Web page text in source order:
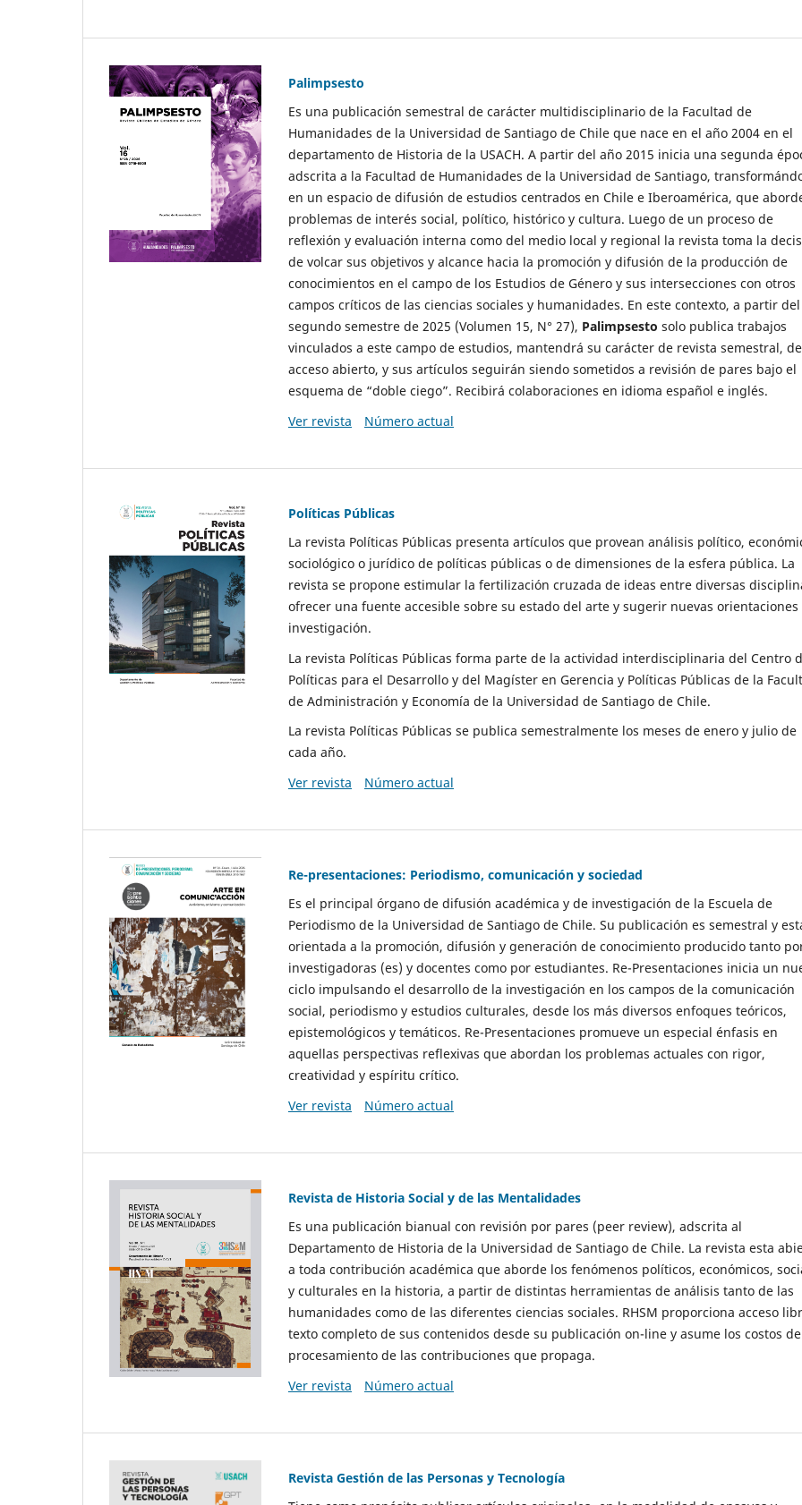
Palimpsesto
Es una publicación semestral de carácter multidisciplinario de la Facultad de
Humanidades de la Universidad de Santiago de Chile que nace en el año 2004 en el
departamento de Historia de la USACH. A partir del año 2015 inicia una segunda
adscrita a la Facultad de Humanidades de la Universidad de Santiago,
en un espacio de difusión de estudios centrados en Chile e Iberoamérica, que
problemas de interés social, político, histórico y cultura. Luego de un proceso de
reflexión y evaluación interna como del medio local y regional la revista toma la
de volcar sus objetivos y alcance hacia la promoción y difusión de la producción de
conocimientos en el campo de los Estudios de Género y sus intersecciones con otros
campos críticos de las ciencias sociales y humanidades. En este contexto, a partir del
segundo semestre de 2025 (Volumen 15, N° 27), Palimpsesto solo publica trabajos
vinculados a este campo de estudios, mantendrá su carácter de revista semestral, de
acceso abierto, y sus artículos seguirán siendo sometidos a revisión de pares bajo el
esquema de “doble ciego”. Recibirá colaboraciones en idioma español e inglés.
Ver revista
Número actual
Políticas Públicas
La revista Políticas Públicas presenta artículos que provean análisis político,
sociológico o jurídico de políticas públicas o de dimensiones de la esfera pública. La
revista se propone estimular la fertilización cruzada de ideas entre diversas
ofrecer una fuente accesible sobre su estado del arte y sugerir nuevas orientaciones
investigación.
La revista Políticas Públicas forma parte de la actividad interdisciplinaria del Centro
Políticas para el Desarrollo y del Magíster en Gerencia y Políticas Públicas de la
de Administración y Economía de la Universidad de Santiago de Chile.
La revista Políticas Públicas se publica semestralmente los meses de enero y julio de
cada año.
Ver revista
Número actual
Re-presentaciones: Periodismo, comunicación y sociedad
Es el principal órgano de difusión académica y de investigación de la Escuela de
Periodismo de la Universidad de Santiago de Chile. Su publicación es semestral y
orientada a la promoción, difusión y generación de conocimiento producido tanto
investigadoras (es) y docentes como por estudiantes. Re-Presentaciones inicia un
ciclo impulsando el desarrollo de la investigación en los campos de la comunicación
social, periodismo y estudios culturales, desde los más diversos enfoques teóricos,
epistemológicos y temáticos. Re-Presentaciones promueve un especial énfasis en
aquellas perspectivas reflexivas que abordan los problemas actuales con rigor,
creatividad y espíritu crítico.
Ver revista
Número actual
Revista de Historia Social y de las Mentalidades
Es una publicación bianual con revisión por pares (peer review), adscrita al
Departamento de Historia de la Universidad de Santiago de Chile. La revista esta
a toda contribución académica que aborde los fenómenos políticos, económicos,
y culturales en la historia, a partir de distintas herramientas de análisis tanto de las
humanidades como de las diferentes ciencias sociales. RHSM proporciona acceso
texto completo de sus contenidos desde su publicación on-line y asume los costos de
procesamiento de las contribuciones que propaga.
Ver revista
Número actual
Revista Gestión de las Personas y Tecnología